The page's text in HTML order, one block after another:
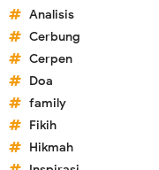
Analisis
Cerbung
Cerpen
Doa
family
Fikih
Hikmah